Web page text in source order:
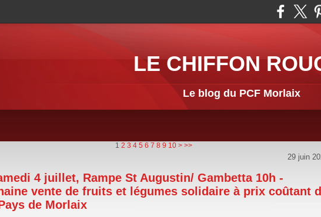
LE CHIFFON
Le blog du PCF Morlaix
1 2 3 4 5 6 7 8 9 10 20
30
40
50
60
70
> >>
29 juin
4 juillet, Rampe St Augustin/ Gambetta 10h -
vente de fruits et légumes solidaire à prix coûtant
de Morlaix